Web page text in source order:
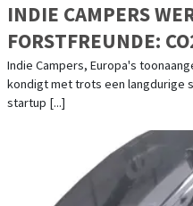
INDIE CAMPERS
FORSTFREUNDE:
JE ROADTRIP
BOMEN
Indie Campers, Europa's
kondigt met trots een langdurige
startup [...]